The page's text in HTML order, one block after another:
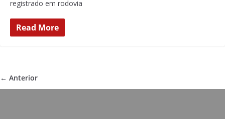
registrado em rodovia
Read More
← Anterior